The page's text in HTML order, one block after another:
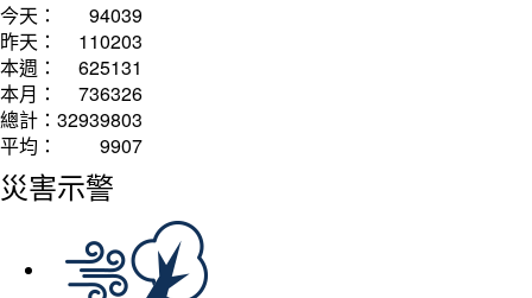
今天：
94039
昨天：
110203
本週：
625131
本月：
736326
總計： 32939803
平均：
9907
災害示警